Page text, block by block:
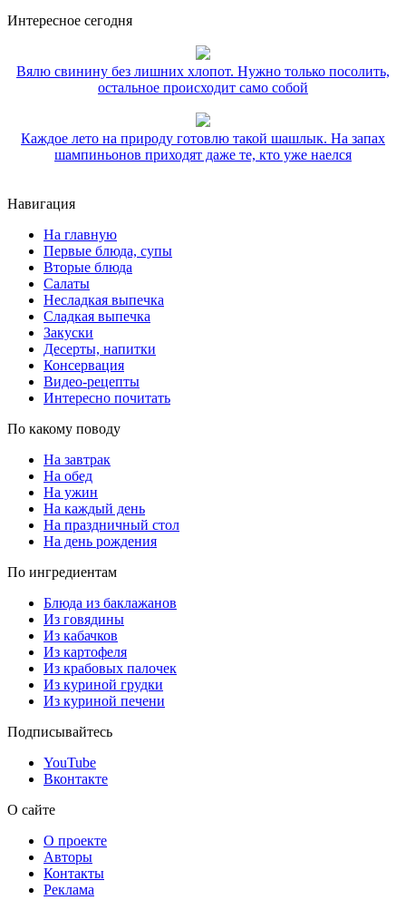
Интересное сегодня
Вялю свинину без лишних хлопот. Нужно только посолить,
остальное происходит само собой
Каждое лето на природу готовлю такой шашлык. На запах
шампиньонов приходят даже те, кто уже наелся
Навигация
На главную
Первые блюда, супы
Вторые блюда
Салаты
Несладкая выпечка
Сладкая выпечка
Закуски
Десерты, напитки
Консервация
Видео-рецепты
Интересно почитать
По какому поводу
На завтрак
На обед
На ужин
На каждый день
На праздничный стол
На день рождения
По ингредиентам
Блюда из баклажанов
Из говядины
Из кабачков
Из картофеля
Из крабовых палочек
Из куриной грудки
Из куриной печени
Подписывайтесь
YouTube
Вконтакте
О сайте
О проекте
Авторы
Контакты
Реклама